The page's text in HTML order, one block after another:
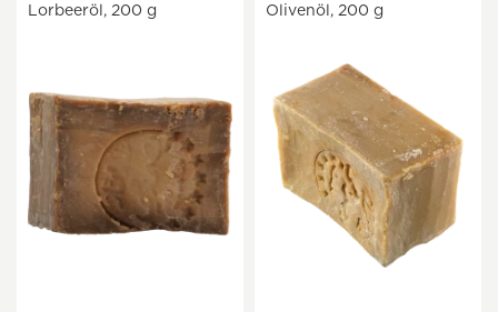
Lorbeeröl, 200 g
Olivenöl, 200 g